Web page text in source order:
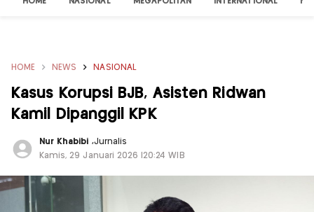
HOME NEWS NASIONAL
Kasus Korupsi BJB, Asisten Ridwan
Kamil Dipanggil KPK
Nur Khabibi ,Jurnalis
Kamis, 29 Januari 2026 |20:24 WIB